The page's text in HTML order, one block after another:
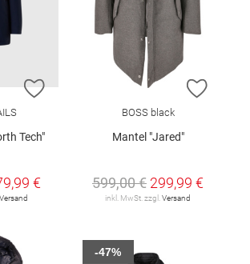
ZUR WUNSCHLISTE HINZUFÜGEN
Tech"
€
Versand
ZUR
BOSS black
Mantel "Jared"
599,00 € 299,99 €
inkl. MwSt. zzgl. Versand
-47%